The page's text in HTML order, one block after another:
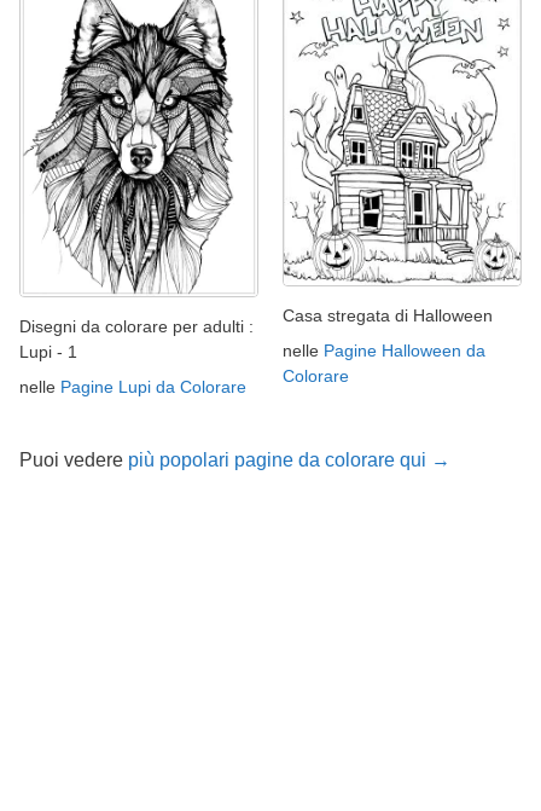
Disegni da colorare per adulti :
Lupi - 1
nelle Pagine Lupi da Colorare
Casa stregata di Halloween
nelle Pagine Halloween da
Colorare
Puoi vedere più popolari pagine da colorare qui →